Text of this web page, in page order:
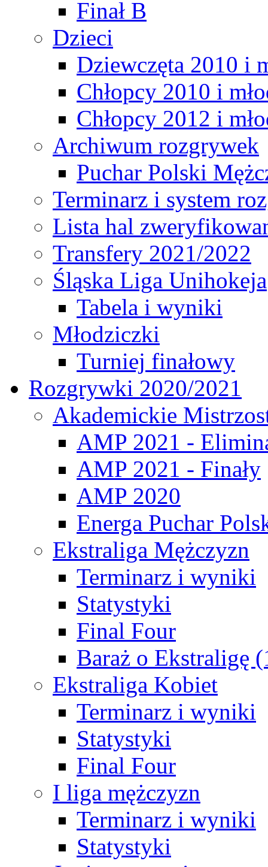
Finał B
Dzieci
Dziewczęta 2010 i
Chłopcy 2010 i
Chłopcy 2012 i
Archiwum rozgrywek
Puchar Polski
Terminarz i system
Lista hal
Transfery 2021/2022
Śląska Liga Unihokeja
Tabela i wyniki
Młodziczki
Turniej finałowy
Rozgrywki 2020/2021
Akademickie
AMP 2021 -
AMP 2021 - Finały
AMP 2020
Energa Puchar
Ekstraliga Mężczyzn
Terminarz i wyniki
Statystyki
Final Four
Baraż o Ekstraligę
Ekstraliga Kobiet
Terminarz i wyniki
Statystyki
Final Four
I liga mężczyzn
Terminarz i wyniki
Statystyki